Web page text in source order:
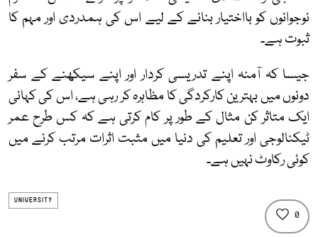
نوجوانوں کو بااختیار بنانے کے لیے اس کی ہمدردی اور مہم کا
ثبوت ہے۔
جیسا کہ آمنہ اپنے تدریسی کردار اور اپنے سیکھنے کے سفر
دونوں میں بہترین کارکردگی کا مظاہرہ کر رہی ہے، اس کی کہانی
ایک متاثر کن مثال کے طور پر کام کرتی ہے کہ کس طرح عمر
ٹیکنالوجی اور تعلیم کی دنیا میں مثبت اثرات مرتب کرنے میں
کوئی رکاوٹ نہیں ہے۔
UNIVERSITY
0